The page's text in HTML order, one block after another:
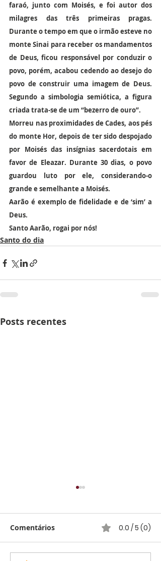
faraó, junto com Moisés, e foi autor dos
milagres das três primeiras pragas.
Durante o tempo em que o irmão esteve no
monte Sinai para receber os mandamentos
de Deus, ficou responsável por conduzir o
povo, porém, acabou cedendo ao desejo do
povo de construir uma imagem de Deus.
Segundo a simbologia semiótica, a figura
criada trata-se de um “bezerro de ouro”.
Morreu nas proximidades de Cades, aos pés
do monte Hor, depois de ter sido despojado
por Moisés das insígnias sacerdotais em
favor de Eleazar. Durante 30 dias, o povo
guardou luto por ele, considerando-o
grande e semelhante a Moisés.
Aarão é exemplo de fidelidade e de ‘sim’ a
Deus.
Santo Aarão, rogai por nós!
Santo do dia
Posts recentes
Comentários 0.0 / 5 (0)